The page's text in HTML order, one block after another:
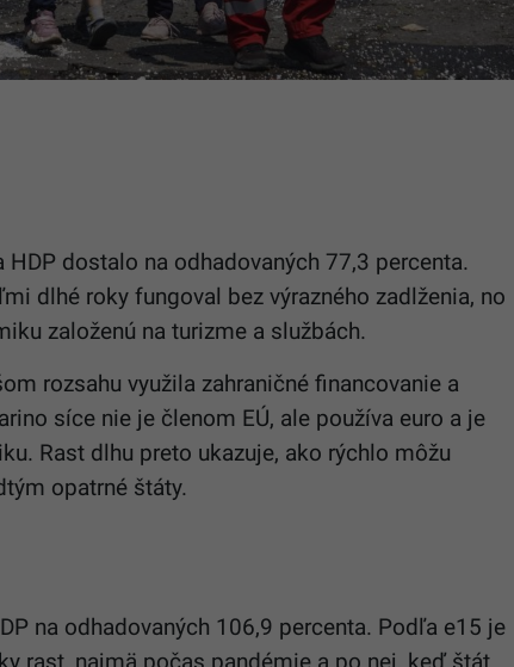
dostalo na odhadovaných 77,3 percenta.
dlhé roky fungoval bez výrazného zadlženia, no
založenú na turizme a službách.
rozsahu využila zahraničné financovanie a
síce nie je členom EÚ, ale používa euro a je
Rast dlhu preto ukazuje, ako rýchlo môžu
opatrné štáty.
na odhadovaných 106,9 percenta. Podľa e15 je
rast, najmä počas pandémie a po nej, keď štát